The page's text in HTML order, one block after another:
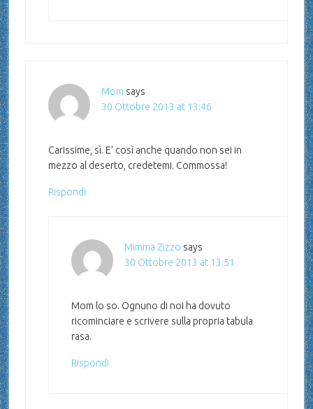
Mom says
30 Ottobre 2013 at 13:46
Carissime, sì. E’ così anche quando non sei in
mezzo al deserto, credetemi. Commossa!
Rispondi
Mimma Zizzo says
30 Ottobre 2013 at 13:51
Mom lo so. Ognuno di noi ha dovuto
ricominciare e scrivere sulla propria tabula
rasa.
Rispondi